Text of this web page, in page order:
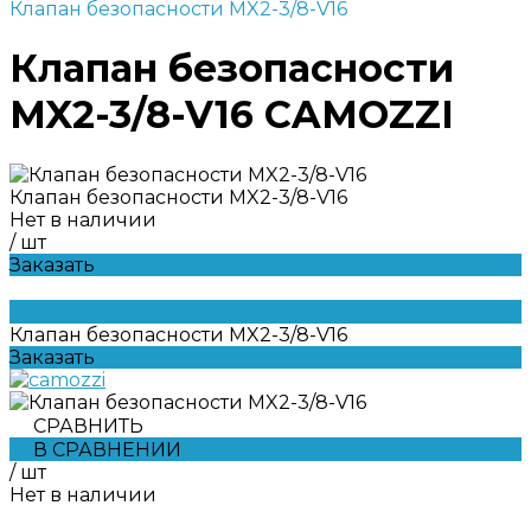
Клапан безопасности MX2-3/8-V16
Клапан безопасности
MX2-3/8-V16 CAMOZZI
Клапан безопасности MX2-3/8-V16
Нет в наличии
/ шт
Заказать
Клапан безопасности MX2-3/8-V16
Заказать
СРАВНИТЬ
В СРАВНЕНИИ
/ шт
Нет в наличии